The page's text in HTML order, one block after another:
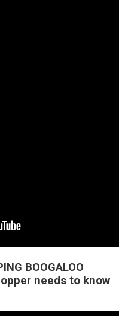
BOOGALOO
needs to know